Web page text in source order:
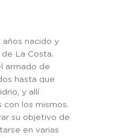
años nacido y
La Costa.
armado de
hasta que
y allí
los mismos.
su objetivo de
en varias